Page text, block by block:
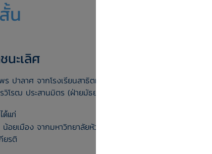
น
นะเลิศ
ปาลาศ จากโรงเรียนสาธิตมหาวิทยาลัย
โรฒ ประสานมิตร (ฝ่ายมัธยม)
ด้แก่
อยเมือง จากมหาวิทยาลัยหัวเฉียว
ยรติ